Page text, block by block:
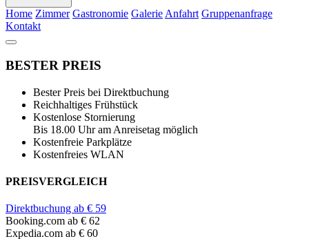
Home Zimmer Gastronomie Galerie Anfahrt Gruppenanfrage
Kontakt
BESTER PREIS
Bester Preis bei Direktbuchung
Reichhaltiges Frühstück
Kostenlose Stornierung
Bis 18.00 Uhr am Anreisetag möglich
Kostenfreie Parkplätze
Kostenfreies WLAN
PREISVERGLEICH
Direktbuchung ab € 59
Booking.com ab € 62
Expedia.com ab € 60